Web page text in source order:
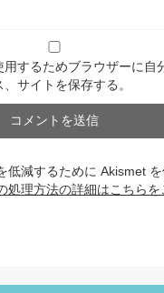
するためブラウザーに自
サイトを保存する。
低減するために Akismet を
処理方法の詳細はこちらを